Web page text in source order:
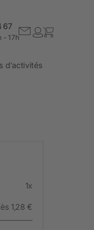
67
- 17h
d'activités
1x
1,28 €